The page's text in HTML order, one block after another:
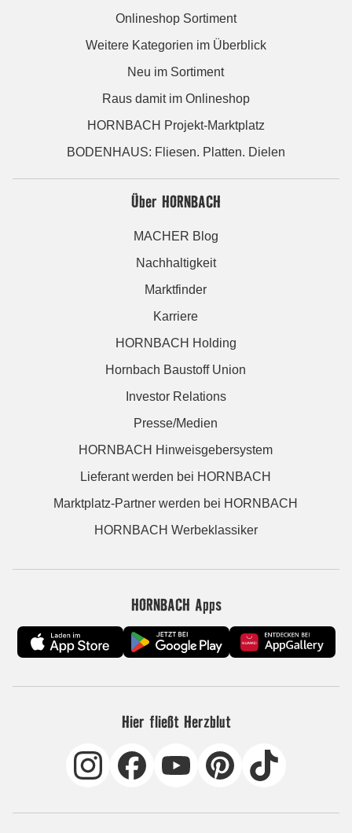
Onlineshop Sortiment
Weitere Kategorien im Überblick
Neu im Sortiment
Raus damit im Onlineshop
HORNBACH Projekt-Marktplatz
BODENHAUS: Fliesen. Platten. Dielen
Über HORNBACH
MACHER Blog
Nachhaltigkeit
Marktfinder
Karriere
HORNBACH Holding
Hornbach Baustoff Union
Investor Relations
Presse/Medien
HORNBACH Hinweisgebersystem
Lieferant werden bei HORNBACH
Marktplatz-Partner werden bei HORNBACH
HORNBACH Werbeklassiker
HORNBACH Apps
Hier fließt Herzblut